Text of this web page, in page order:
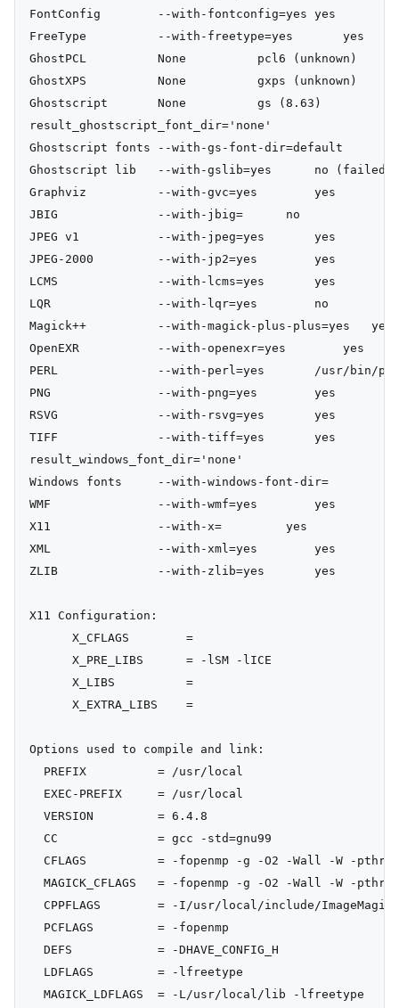
FontConfig        --with-fontconfig=yes yes
FreeType          --with-freetype=yes       yes
GhostPCL          None          pcl6 (unknown)
GhostXPS          None          gxps (unknown)
Ghostscript       None          gs (8.63)
result_ghostscript_font_dir='none'
Ghostscript fonts --with-gs-font-dir=default
Ghostscript lib   --with-gslib=yes      no (failed
Graphviz          --with-gvc=yes        yes
JBIG              --with-jbig=      no
JPEG v1           --with-jpeg=yes       yes
JPEG-2000         --with-jp2=yes        yes
LCMS              --with-lcms=yes       yes
LQR               --with-lqr=yes        no
Magick++          --with-magick-plus-plus=yes   yes
OpenEXR           --with-openexr=yes        yes
PERL              --with-perl=yes       /usr/bin/
PNG               --with-png=yes        yes
RSVG              --with-rsvg=yes       yes
TIFF              --with-tiff=yes       yes
result_windows_font_dir='none'
Windows fonts     --with-windows-font-dir=
WMF               --with-wmf=yes        yes
X11               --with-x=         yes
XML               --with-xml=yes        yes
ZLIB              --with-zlib=yes       yes
X11 Configuration:
      X_CFLAGS        =
      X_PRE_LIBS      = -lSM -lICE
      X_LIBS          =
      X_EXTRA_LIBS    =
Options used to compile and link:
  PREFIX          = /usr/local
  EXEC-PREFIX     = /usr/local
  VERSION         = 6.4.8
  CC              = gcc -std=gnu99
CFLAGS          = -fopenmp -g -O2 -Wall -W -
MAGICK_CFLAGS   = -fopenmp -g -O2 -Wall -W -
  CPPFLAGS        = -I/usr/local/include/ImageMagick
  PCFLAGS         = -fopenmp
  DEFS            = -DHAVE_CONFIG_H
  LDFLAGS         = -lfreetype
  MAGICK_LDFLAGS  = -L/usr/local/lib -lfreetype